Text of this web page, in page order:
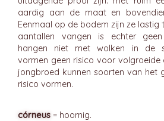
aardig aan de maat en
Eenmaal op de bodem zijn ze lastig
aantallen vangen is echter
hangen niet met wolken in de
vormen geen risico voor volgroeide
jongbroed kunnen soorten van het
risico vormen.
córneus = hoornig.